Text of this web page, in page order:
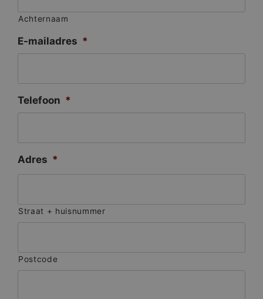
Achternaam
E-mailadres *
Telefoon *
Adres *
Straat + huisnummer
Postcode